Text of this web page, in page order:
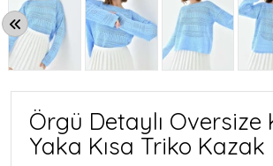
Örgü Detaylı Oversize
Yaka Kısa Triko Kazak